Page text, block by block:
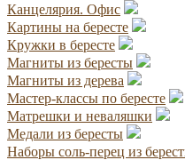
Канцелярия. Офис
Картины на бересте
Кружки в бересте
Магниты из бересты
Магниты из дерева
Мастер-классы по бересте
Матрешки и неваляшки
Медали из бересты
Наборы соль-перец из